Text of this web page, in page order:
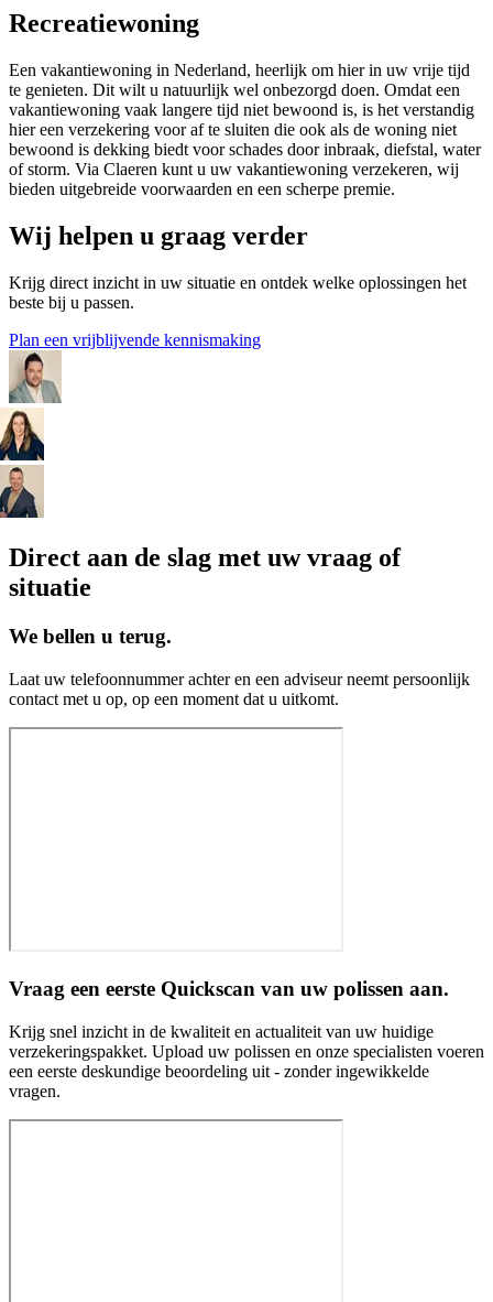
Recreatiewoning
Een vakantiewoning in Nederland, heerlijk om hier in uw vrije tijd
te genieten. Dit wilt u natuurlijk wel onbezorgd doen. Omdat een
vakantiewoning vaak langere tijd niet bewoond is, is het verstandig
hier een verzekering voor af te sluiten die ook als de woning niet
bewoond is dekking biedt voor schades door inbraak, diefstal, water
of storm. Via Claeren kunt u uw vakantiewoning verzekeren, wij
bieden uitgebreide voorwaarden en een scherpe premie.
Wij helpen u graag verder
Krijg direct inzicht in uw situatie en ontdek welke oplossingen het
beste bij u passen.
Plan een vrijblijvende kennismaking
Direct aan de slag met uw vraag of
situatie
We bellen u terug.
Laat uw telefoonnummer achter en een adviseur neemt persoonlijk
contact met u op, op een moment dat u uitkomt.​​​​‌ ‍ ​‍​‍‌‍ ‌ ​‍‌‍‍‌‌‍‌ ‌‍‍‌‌‍ ‍​‍​‍​ ‍‍​‍​‍‌ ​ ‌‍​‌‌‍ ‍‌‍‍‌‌ ‌​‌ ‍‌​‍ ‍‌‍‍‌‌‍ ​‍​‍​‍ ​​‍​‍‌‍‍​‌ ​‍‌‍‌‌‌‍‌‍​‍​‍​ ‍‍​‍​‍‌‍‍​‌ ‌​‌ ‌​‌ ​​‌ ​ ​ ‍‍​‍ ​‍ ‌‍​ ‌‍ ​‌‍​‌‌‍‌‌‌ ​‍‌‍‌‌‌‍ ‍​‍ ‍‌ ‌‍‌‍‌‌‌ ​‍‌‍​ ‌‍‌‌‌‍ ​​‍ ‍‌‍​‌‌ ​​‌ ​​​‍ ‌ ​ ‌ ‌​‌ ‌‌‌‍‌​‌‍‍‌‌‍ ​‍ ‌‍‍‌‌‍ ‍‌ ‌​‌‍‌‌‌‍ ‍‌ ‌​​‍ ‌‍‌‌‌‍‌​‌‍‍‌‌ ‌​​‍ ‌‍ ‌‌‍ ‌‍‌​‌‍‌‌​ ‌‌ ​​‌ ​‍‌‍‌‌‌ ​ ‌‍‌‌‌‍ ‍‌ ‌​‌‍​‌‌ ‌​‌‍‍‌‌‍ ‌‍ ‍​ ‍ ‌‍‍‌‌‍‌​​ ‌‌‍‌​‌‍‌‍‌‍‌‌‌‍​‍​ ​​​ ‌‌‌‍‌​​ ‌​​‍ ‌​ ​​​ ​‍​ ‌​‌‍​‌​‍ ‌​ ‌​​ ​​​ ​‌​ ‍​​‍ ‌‌‍​‍‌‍‌‌‌‍‌‌​ ‌​​‍ ‌​ ‌​​ ​‍​ ​‌​ ​‍​ ‌​​ ‍‌‌‍​‍​ ‍​​ ​‌​ ‌‌‌‍​‍​ ​‌​ ‍ ‌ ‌​‌ ‍‌‌ ​​‌‍‌‌​ ‌‌ ​​‌‍​‌‌‍‌ ‌‍‌‌​ ‍ ‌ ​​‌‍​‌‌ ‌​‌‍‍​​ ‌‌‍​ ‌‍ ‌‍ ‍‌ ‌​‌‍‌‌‌‍ ‍‌ ‌​​‍‌‌​ ‌‌‌​​‍‌‌ ‌‍‍ ‌‍‌‌‌ ‍‌​‍‌‌​ ​ ‌​‌​​‍‌‌​ ​ ‌​‌​​‍‌‌​ ​‍​ ​‍‌‍​‍​ ‍‌​ ‌ ‌‍​‌‌‍​‍‌‍​‍‌‍‌‌‌‍​‌​ ​‌​ ‌‌‌‍‌‍​ ‍​​‍‌‌​ ​‍​ ​‍​‍‌‌​ ‌‌‌​‌​​‍ ‍‌‍​‍‌‍ ​‌‍ ‌‍​ ‌‍‍ ‌ ​ ​‍‌‌​ ‌‌‌​​‍‌‌ ‌‍‍ ‌‍‌‌‌ ‍‌​‍‌‌​ ​ ‌​‌​​‍‌‌​ ​ ‌​‌​​‍‌‌​ ​‍​ ​‍‌‍​‌​ ‍​‌‍​‌​ ‍​‌‍‌‌‌‍‌​‌‍​‌​ ‌‌‌‍​ ​ ‌‍​ ‌‍​ ‌‍​‍‌‌​ ​‍​ ​‍​‍‌‌​ ‌‌‌​‌​​‍ ‍‌ ‌​‌‍‌‌‌ ‍​‌ ‌​​ ‌‍​‍‌‍​‌‌ ​ ‌‍‌‌‌‌‌‌‌ ​‍‌‍ ​​ ‌‌‍‍​‌ ‌​‌ ‌​‌ ​​‌ ​ ​‍‌‌​ ​ ‌​​‌​‍‌‌​ ​‍‌​‌‍​‍‌‌​ ​‍‌​‌‍‌‍​ ‌‍ ​‌‍​‌‌‍‌‌‌ ​‍‌‍‌‌‌‍ ‍​‍ ‍‌ ‌‍‌‍‌‌‌ ​‍‌‍​ ‌‍‌‌‌‍ ​​‍ ‍‌‍​‌‌ ​​‌ ​​​‍‌‌​ ​‍‌​‌‍‌ ​ ‌ ‌​‌ ‌‌‌‍‌​‌‍‍‌‌‍ ​‍‌‍‌‍‍‌‌‍‌​​ ‌‌‍‌​‌‍‌‍‌‍‌‌‌‍​‍​ ​​​ ‌‌‌‍‌​​ ‌​​‍ ‌​ ​​​ ​‍​ ‌​‌‍​‌​‍ ‌​ ‌​​ ​​​ ​‌​ ‍​​‍ ‌‌‍​‍‌‍‌‌‌‍‌‌​ ‌​​‍ ‌​ ‌​​ ​‍​ ​‌​ ​‍​ ‌​​ ‍‌‌‍​‍​ ‍​​ ​‌​ ‌‌‌‍​‍​ ​‌​‍‌‍‌ ‌​‌ ‍‌‌ ​​‌‍‌‌​ ‌‌ ​​‌‍​‌‌‍‌ ‌‍‌‌​‍‌‍‌ ​​‌‍​‌‌ ‌​‌‍‍​​ ‌‌‍​ ‌‍ ‌‍ ‍‌ ‌​‌‍‌‌‌‍ ‍‌ ‌​​‍‌‌​ ‌‌‌​​‍‌‌ ‌‍‍ ‌‍‌‌‌ ‍‌​‍‌‌​ ​ ‌​‌​​‍‌‌​ ​ ‌​‌​​‍‌‌​ ​‍​ ​‍‌‍​‍​ ‍‌​ ‌ ‌‍​‌‌‍​‍‌‍​‍‌‍‌‌‌‍​‌​ ​‌​ ‌‌‌‍‌‍​ ‍​​‍‌‌​ ​‍​ ​‍​‍‌‌​ ‌‌‌​‌​​‍ ‍‌‍​‍‌‍ ​‌‍ ‌‍​ ‌‍‍ ‌ ​ ​‍‌‌​ ‌‌‌​​‍‌‌ ‌‍‍ ‌‍‌‌‌ ‍‌​‍‌‌​ ​ ‌​‌​​‍‌‌​ ​ ‌​‌​​‍‌‌​ ​‍​ ​‍‌‍​‌​ ‍​‌‍​‌​ ‍​‌‍‌‌‌‍‌​‌‍​‌​ ‌‌‌‍​ ​ ‌‍​ ‌‍​ ‌‍​‍‌‌​ ​‍​ ​‍​‍‌‌​ ‌‌‌​‌​​‍ ‍‌ ‌​‌‍‌‌‌ ‍​‌ ‌​​‍‌‍‌ ​​‌‍‌‌‌ ​‍‌ ​ ‌ ​​‌‍‌‌‌‍​ ‌ ‌​‌‍‍‌‌ ‌‍‌‍‌‌​ ‌‌ ​​‌ ‌‌‌‍​‍‌‍ ​‌‍‍‌‌ ​ ‌‍‍​‌‍‌‌‌‍‌​​‍​‍‌ ‌
Vraag een eerste Quickscan van uw polissen aan.
Krijg snel inzicht in de kwaliteit en actualiteit van uw huidige
verzekeringspakket. Upload uw polissen en onze specialisten voeren
een eerste deskundige beoordeling uit - zonder ingewikkelde
vragen.